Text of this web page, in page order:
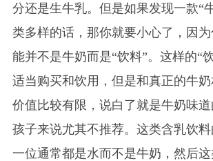
分还是生牛乳。但是如果发现一款“
类多样的话，那你就要小心了，因
能并不是牛奶而是“饮料”。这样的“
适当购买和饮用，但是和真正的牛
价值比较有限，说白了就是牛奶味
孩子来说尤其不推荐。这类含乳饮
一位通常都是水而不是牛奶，然后